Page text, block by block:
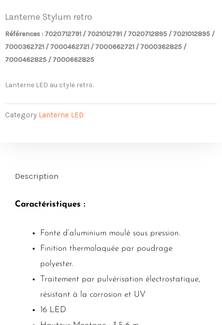
Lanterne Stylum retro
Références : 7020712791 / 7021012791 / 7020712895 / 7021012895 /
7000362721 / 7000462721 / 7000662721 / 7000362825 /
7000462825 / 7000662825
Lanterne LED au style retro.
Category Lanterne LED
Description
Caractéristiques :
Fonte d’aluminium moulé sous pression.
Finition thermolaquée par poudrage
polyester.
Traitement par pulvérisation électrostatique,
résistant à la corrosion et UV
16 LED